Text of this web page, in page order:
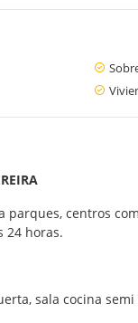
centros
24 horas.
sala cocina